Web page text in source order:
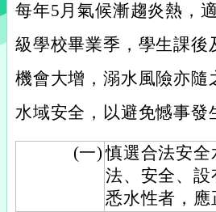
每年5月氣候漸趨炎熱，
級學校畢業季，學生課後
機會大增，溺水風險亦隨
水域安全，以避免憾事發
(一) 慎選合法安
法、安全、
悉水性者，應